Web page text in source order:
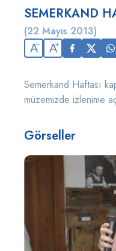
SEMERKAND
(22 Mayıs 2013)
A A
Semerkand Haftası
müzemizde izlenime
Görseller